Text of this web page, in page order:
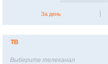
За день
ТВ
Выберите телеканал